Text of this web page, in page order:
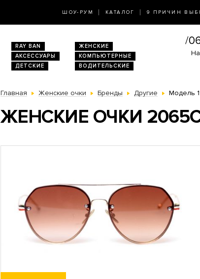
ШОУ-РУМ КАТАЛОГ 9 ПРИЧИН
RAY BAN
ЖЕНСКИЕ
АКСЕССУАРЫ
КОМПЬЮТЕРНЫЕ
ДЕТСКИЕ ВОДИТЕЛЬСКИЕ
Главная Женские очки Бренды Другие Модель
ЖЕНСКИЕ ОЧКИ